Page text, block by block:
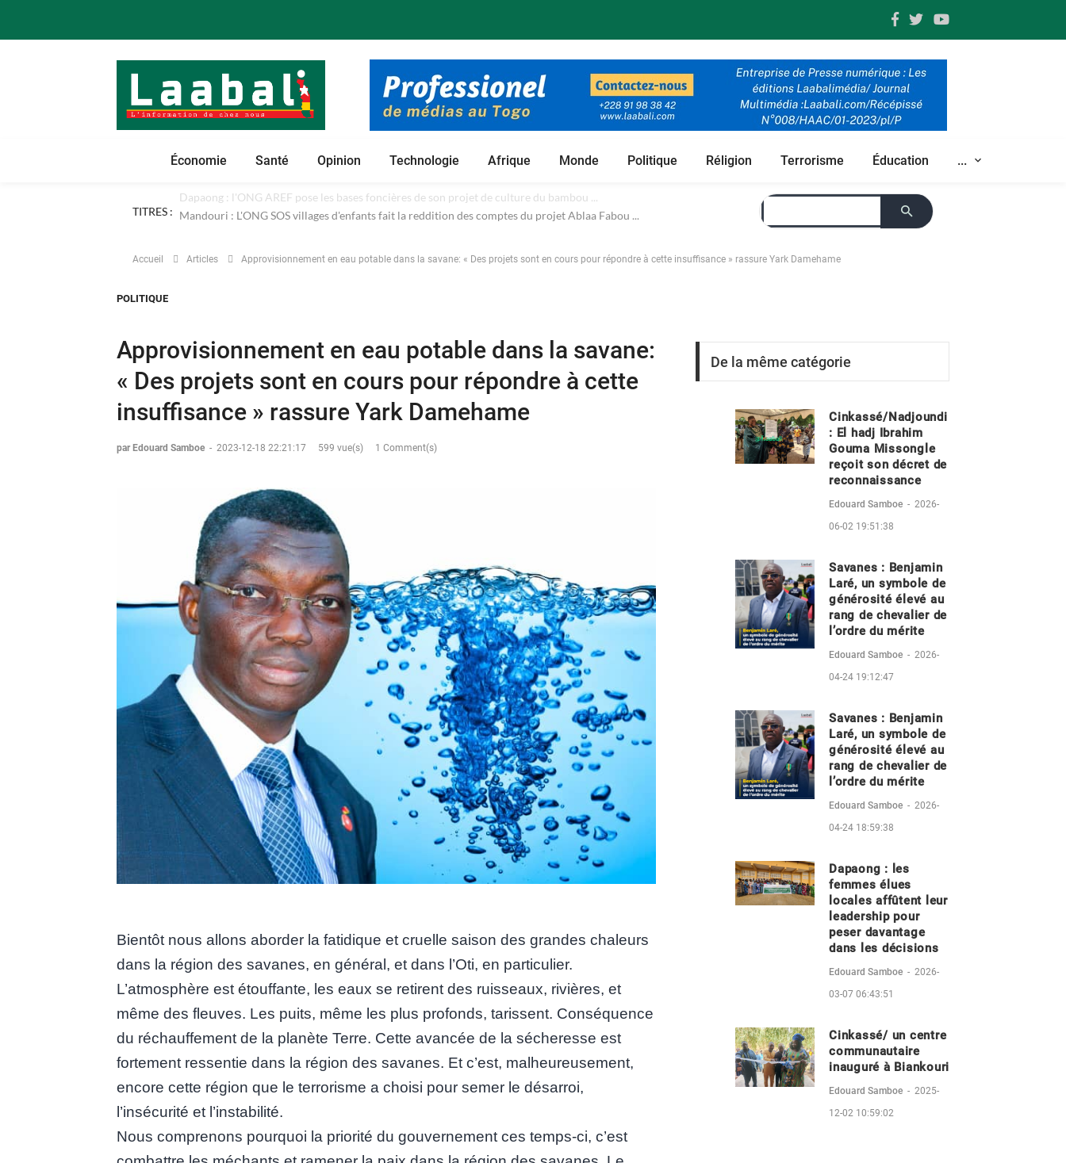
Économie Santé Opinion Technologie Afrique Monde Politique Réligion Terrorisme Éducation ...
TITRES : Dapaong : l'ONG AREF pose les bases foncières de son projet de culture du bambou ...
Accueil Articles Approvisionnement en eau potable dans la savane: « Des projets sont en cours pour répondre à cette insuffisance » rassure Yark Damehame
POLITIQUE
Approvisionnement en eau potable dans la savane:
« Des projets sont en cours pour répondre à cette
insuffisance » rassure Yark Damehame
par Edouard Samboe - 2023-12-18 22:21:17 599 vue(s) 1 Comment(s)
Bientôt nous allons aborder la fatidique et cruelle saison des grandes chaleurs
dans la région des savanes, en général, et dans l’Oti, en particulier.
L’atmosphère est étouffante, les eaux se retirent des ruisseaux, rivières, et
même des fleuves. Les puits, même les plus profonds, tarissent. Conséquence
du réchauffement de la planète Terre. Cette avancée de la sécheresse est
fortement ressentie dans la région des savanes. Et c’est, malheureusement,
encore cette région que le terrorisme a choisi pour semer le désarroi,
l’insécurité et l’instabilité.
Nous comprenons pourquoi la priorité du gouvernement ces temps-ci, c’est
De la même catégorie
Cinkassé/Nadjoundi
: El hadj Ibrahim
Gouma Missongle
reçoit son décret de
reconnaissance
Edouard Samboe - 2026-
06-02 19:51:38
Savanes : Benjamin
Laré, un symbole de
générosité élevé au
rang de chevalier de
l’ordre du mérite
Edouard Samboe - 2026-
04-24 19:12:47
Savanes : Benjamin
Laré, un symbole de
générosité élevé au
rang de chevalier de
l’ordre du mérite
Edouard Samboe - 2026-
04-24 18:59:38
Dapaong : les
femmes élues
locales affûtent leur
leadership pour
peser davantage
dans les décisions
Edouard Samboe - 2026-
03-07 06:43:51
Cinkassé/ un centre
communautaire
inauguré à Biankouri
Edouard Samboe - 2025-
12-02 10:59:02